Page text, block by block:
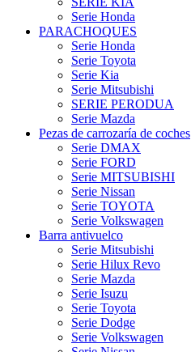
Serie Honda
PARACHOQUES
Serie Honda
Serie Toyota
Serie Kia
Serie Mitsubishi
SERIE PERODUA
Serie Mazda
Pezas de carrozaría de coches
Serie DMAX
Serie FORD
Serie MITSUBISHI
Serie Nissan
Serie TOYOTA
Serie Volkswagen
Barra antivuelco
Serie Mitsubishi
Serie Hilux Revo
Serie Mazda
Serie Isuzu
Serie Toyota
Serie Dodge
Serie Volkswagen